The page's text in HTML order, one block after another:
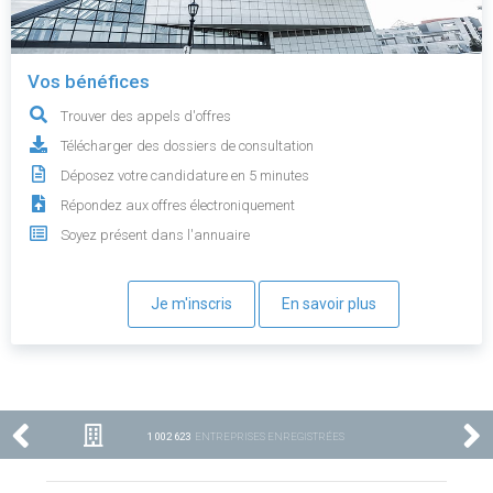
Vos bénéfices
Trouver des appels d'offres
Télécharger des dossiers de consultation
Déposez votre candidature en 5 minutes
Répondez aux offres électroniquement
Soyez présent dans l'annuaire
Je m'inscris En savoir plus
1 002 623 ENTREPRISES ENREGISTRÉES